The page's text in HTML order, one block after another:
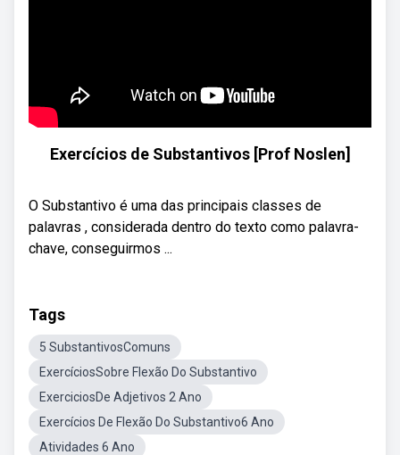
Exercícios de Substantivos [Prof Noslen]
O Substantivo é uma das principais classes de
palavras , considerada dentro do texto como palavra-
chave, conseguirmos ...
Tags
5 SubstantivosComuns
ExercíciosSobre Flexão Do Substantivo
ExerciciosDe Adjetivos 2 Ano
Exercícios De Flexão Do Substantivo6 Ano
Atividades 6 Ano